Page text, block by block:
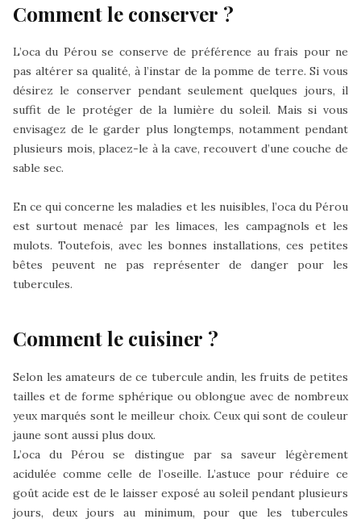
Comment le conserver ?
L’oca du Pérou se conserve de préférence au frais pour ne
pas altérer sa qualité, à l’instar de la pomme de terre. Si vous
désirez le conserver pendant seulement quelques jours, il
suffit de le protéger de la lumière du soleil. Mais si vous
envisagez de le garder plus longtemps, notamment pendant
plusieurs mois, placez-le à la cave, recouvert d’une couche de
sable sec.
En ce qui concerne les maladies et les nuisibles, l’oca du Pérou
est surtout menacé par les limaces, les campagnols et les
mulots. Toutefois, avec les bonnes installations, ces petites
bêtes peuvent ne pas représenter de danger pour les
tubercules.
Comment le cuisiner ?
Selon les amateurs de ce tubercule andin, les fruits de petites
tailles et de forme sphérique ou oblongue avec de nombreux
yeux marqués sont le meilleur choix. Ceux qui sont de couleur
jaune sont aussi plus doux.
L’oca du Pérou se distingue par sa saveur légèrement
acidulée comme celle de l’oseille. L’astuce pour réduire ce
goût acide est de le laisser exposé au soleil pendant plusieurs
jours, deux jours au minimum, pour que les tubercules